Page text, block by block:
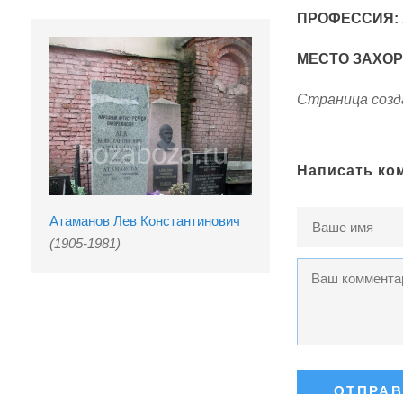
Атаманов Лев Константинович
(1905-1981)
ПРОФЕССИЯ:
МЕСТО
Страница
Написать